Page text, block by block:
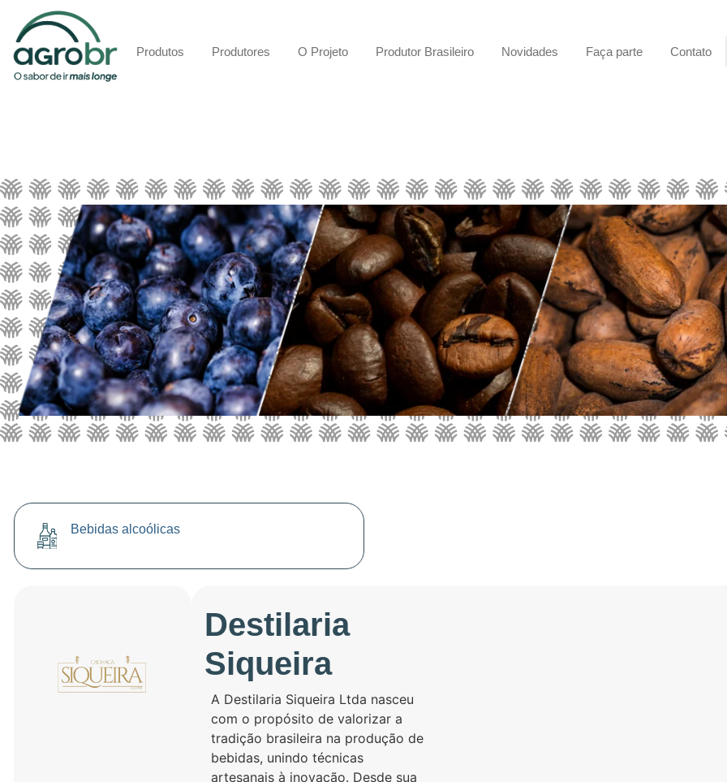
Produtos Produtores O Projeto Produtor Brasileiro Novidades Faça parte Contato
Bebidas alcoólicas
Destilaria
Siqueira
A Destilaria Siqueira Ltda nasceu
com o propósito de valorizar a
tradição brasileira na produção de
bebidas, unindo técnicas
artesanais à inovação. Desde sua